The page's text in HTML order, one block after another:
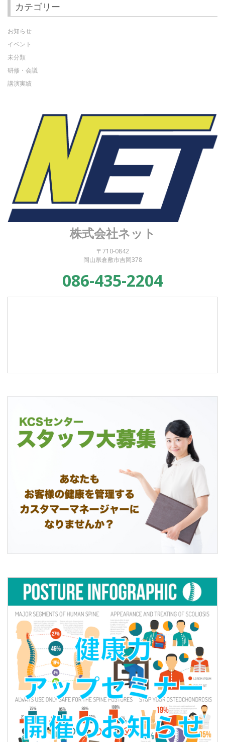
カテゴリー
お知らせ
イベント
未分類
研修・会議
講演実績
株式会社ネット
〒710-0842
岡山県倉敷市吉岡378
086-435-2204